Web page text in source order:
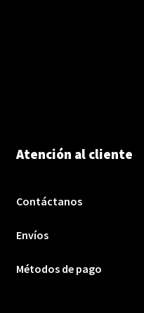
Atención al cliente
Contáctanos
Envíos
Métodos de pago